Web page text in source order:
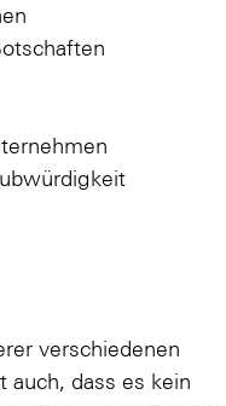
verschiedenen
auch, dass es kein